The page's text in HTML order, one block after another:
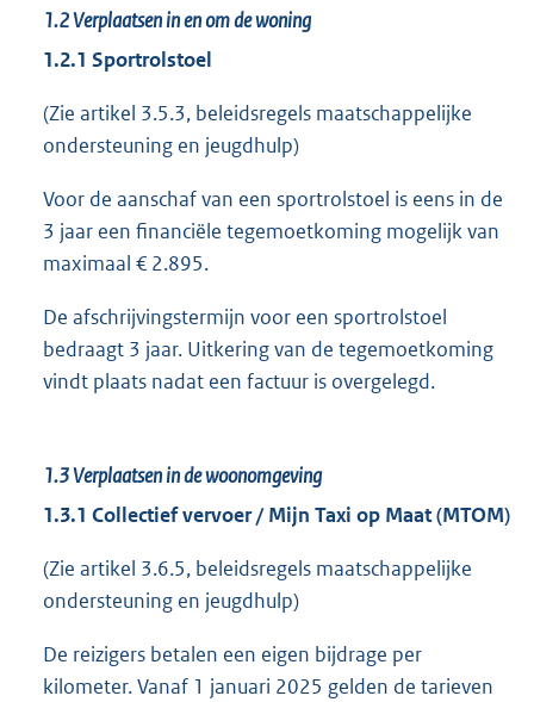
1.2Verplaatsen in en om de woning
1.2.1 Sportrolstoel
(Zie artikel 3.5.3, beleidsregels maatschappelijke
ondersteuning en jeugdhulp)
Voor de aanschaf van een sportrolstoel is eens in de
3 jaar een financiële tegemoetkoming mogelijk van
maximaal € 2.895.
De afschrijvingstermijn voor een sportrolstoel
bedraagt 3 jaar. Uitkering van de tegemoetkoming
vindt plaats nadat een factuur is overgelegd.
1.3Verplaatsen in de woonomgeving
1.3.1 Collectief vervoer / Mijn Taxi op Maat (MTOM)
(Zie artikel 3.6.5, beleidsregels maatschappelijke
ondersteuning en jeugdhulp)
De reizigers betalen een eigen bijdrage per
kilometer. Vanaf 1 januari 2025 gelden de tarieven